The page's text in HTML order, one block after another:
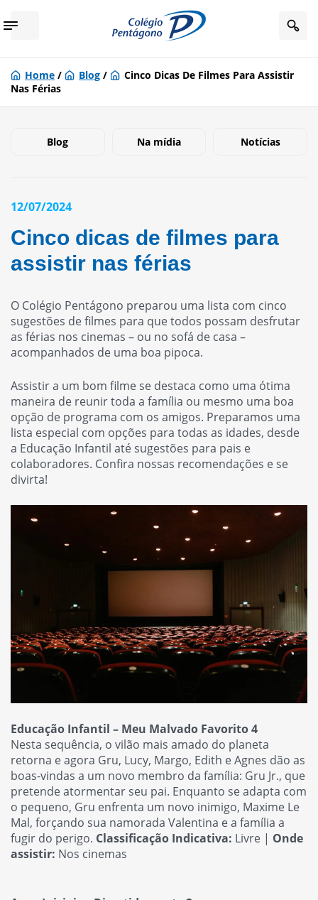
Home / Blog /
Cinco Dicas De Filmes Para Assistir
Nas Férias
Blog Na mídia Notícias
12/07/2024
Cinco dicas de filmes para
assistir nas férias
O Colégio Pentágono preparou uma lista com cinco
sugestões de filmes para que todos possam desfrutar
as férias nos cinemas – ou no sofá de casa –
acompanhados de uma boa pipoca.
Assistir a um bom filme se destaca como uma ótima
maneira de reunir toda a família ou mesmo uma boa
opção de programa com os amigos. Preparamos uma
lista especial com opções para todas as idades, desde
a Educação Infantil até sugestões para pais e
colaboradores. Confira nossas recomendações e se
divirta!
Educação Infantil – Meu Malvado Favorito 4
Nesta sequência, o vilão mais amado do planeta
retorna e agora Gru, Lucy, Margo, Edith e Agnes dão as
boas-vindas a um novo membro da família: Gru Jr., que
pretende atormentar seu pai. Enquanto se adapta com
o pequeno, Gru enfrenta um novo inimigo, Maxime Le
Mal, forçando sua namorada Valentina e a família a
fugir do perigo. Classificação Indicativa: Livre | Onde
assistir: Nos cinemas